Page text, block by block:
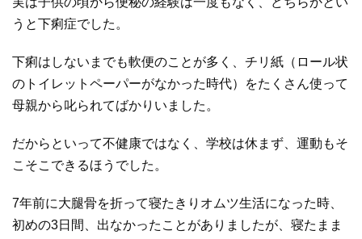
うと下痢症でした。
下痢はしないまでも軟便のことが多く、チリ紙（ロール状
のトイレットペーパーがなかった時代）をたくさん使って
母親から叱られてばかりいました。
だからといって不健康ではなく、学校は休まず、運動もそ
こそこできるほうでした。
7年前に大腿骨を折って寝たきりオムツ生活になった時、
初めの3日間、出なかったことがありましたが、寝たまま